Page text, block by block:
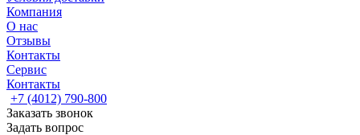
Компания
О нас
Отзывы
Контакты
Сервис
Контакты
+7 (4012) 790-800
Заказать звонок
Задать вопрос